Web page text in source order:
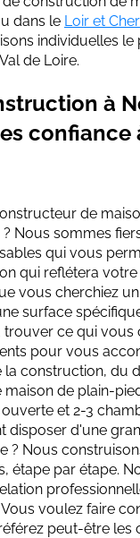
dans le Loir et Cher
individuelles le
de Loire.
à
confiance
de
? Nous sommes
qui vous
qui reflétera
vous cherchiez
surface
ce qui vous
pour vous
construction, du
de plain-
et 2-3
disposer d'une
? Nous
étape par étape.
voulez faire
peut-être les